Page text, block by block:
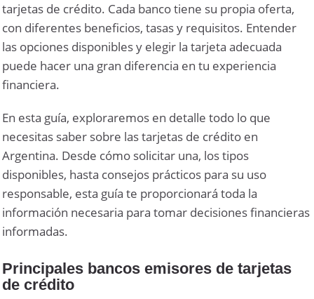
tarjetas de crédito. Cada banco tiene su propia oferta,
con diferentes beneficios, tasas y requisitos. Entender
las opciones disponibles y elegir la tarjeta adecuada
puede hacer una gran diferencia en tu experiencia
financiera.
En esta guía, exploraremos en detalle todo lo que
necesitas saber sobre las tarjetas de crédito en
Argentina. Desde cómo solicitar una, los tipos
disponibles, hasta consejos prácticos para su uso
responsable, esta guía te proporcionará toda la
información necesaria para tomar decisiones financieras
informadas.
Principales bancos emisores de tarjetas
de crédito